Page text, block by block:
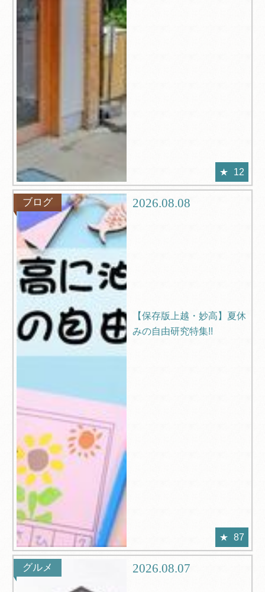
12
ブログ 2026.08.08
【保存版上越・妙高】夏休
みの自由研究特集!!
87
グルメ 2026.08.07